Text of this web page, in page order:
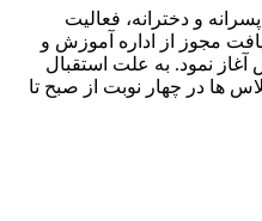
و دخترانه، فعالیت
را از سال 1365 با دریافت مجوز از اداره آموزش و
با 10 کلاس درس آغاز نمود. به علت استقبال
ها در چهار نوبت از صبح تا